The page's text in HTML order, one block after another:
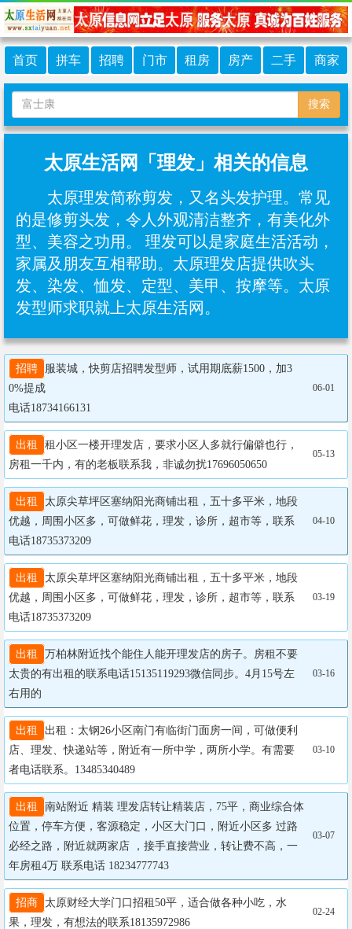
首页 拼车 招聘 门市 租房 房产 二手 商家
搜索
太原生活网「理发」相关的信息
太原理发简称剪发，又名头发护理。常见
的是修剪头发，令人外观清洁整齐，有美化外
型、美容之功用。 理发可以是家庭生活活动，
家属及朋友互相帮助。太原理发店提供吹头
发、染发、恤发、定型、美甲、按摩等。太原
发型师求职就上太原生活网。
招聘
服装城，快剪店招聘发型师，试用期底薪1500，加3
0%提成
电话18734166131
06-01
出租
租小区一楼开理发店，要求小区人多就行偏僻也行，
房租一千内，有的老板联系我，非诚勿扰17696050650
05-13
出租
太原尖草坪区塞纳阳光商铺出租，五十多平米，地段
优越，周围小区多，可做鲜花，理发，诊所，超市等，联系
电话18735373209
04-10
出租
太原尖草坪区塞纳阳光商铺出租，五十多平米，地段
优越，周围小区多，可做鲜花，理发，诊所，超市等，联系
电话18735373209
03-19
出租
万柏林附近找个能住人能开理发店的房子。房租不要
太贵的有出租的联系电话15135119293微信同步。4月15号左
右用的
03-16
出租
出租：太钢26小区南门有临街门面房一间，可做便利
店、理发、快递站等，附近有一所中学，两所小学。有需要
者电话联系。13485340489
03-10
出租
南站附近 精装 理发店转让精装店，75平，商业综合体
位置，停车方便，客源稳定，小区大门口，附近小区多 过路
必经之路，附近就两家店 ，接手直接营业，转让费不高，一
年房租4万 联系电话 18234777743
03-07
招商
太原财经大学门口招租50平，适合做各种小吃，水
果，理发，有想法的联系18135972986
02-24